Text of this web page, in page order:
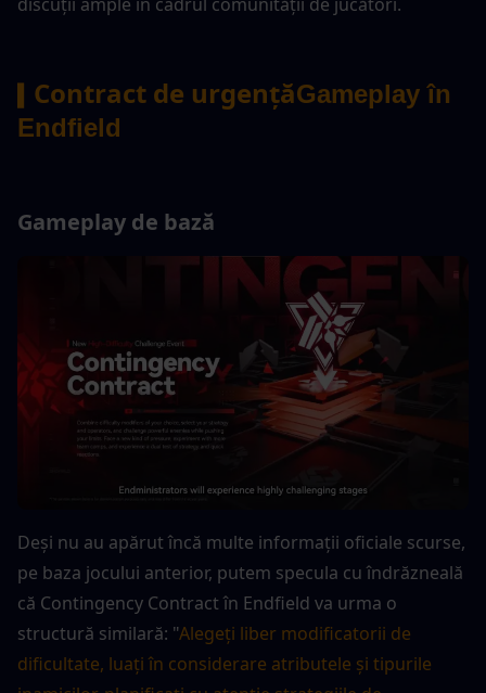
Contract de urgențăGameplay în
Endfield
Gameplay de bază
Deși nu au apărut încă multe informații oficiale scurse,
pe baza jocului anterior, putem specula cu îndrăzneală
că Contingency Contract în Endfield va urma o
structură similară: "Alegeți liber modificatorii de
dificultate, luați în considerare atributele și tipurile